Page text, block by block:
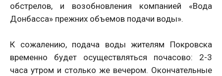
обстрелов, и возобновления компанией «Вода
Донбасса» прежних объемов подачи воды».
К сожалению, подача воды жителям Покровска
временно будет осуществляться почасово: 2-3
часа утром и столько же вечером. Окончательные